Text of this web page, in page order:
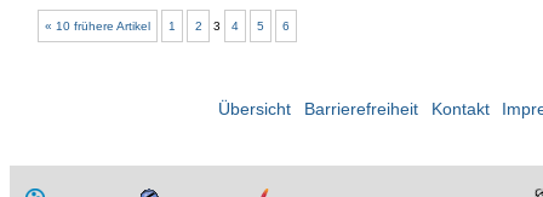
« 10 frühere Artikel 1 2 3 4 5 6
Übersicht Barrierefreiheit Kontakt